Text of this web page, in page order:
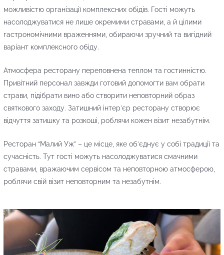
можливістю організації комплексних обідів. Гості можуть
насолоджуватися не лише окремими стравами, а й цілими
гастрономічними враженнями, обираючи зручний та вигідний
варіант комплексного обіду.
Атмосфера ресторану переповнена теплом та гостинністю.
Привітний персонал завжди готовий допомогти вам обрати
страви, підібрати вино або створити неповторний образ
святкового заходу. Затишний інтер’єр ресторану створює
відчуття затишку та розкоші, роблячи кожен візит незабутнім.
Ресторан “Малий Уж” – це місце, яке об’єднує у собі традиції та
сучасність. Тут гості можуть насолоджуватися смачними
стравами, вражаючим сервісом та неповторною атмосферою,
роблячи свій візит неповторним та незабутнім.